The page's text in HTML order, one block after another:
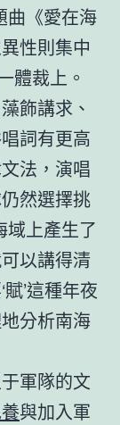
曲《愛在海
性則集中
體裁上。
飾講求、
詞有更高
法，演唱
然選擇挑
域上產生了
以講得清
’這種年夜
分析南海
軍隊的文
與加入軍